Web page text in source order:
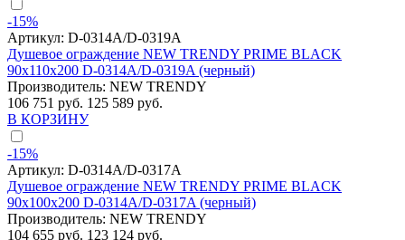
-15%
Артикул: D-0314A/D-0319A
Душевое ограждение NEW TRENDY PRIME BLACK
90x110x200 D-0314A/D-0319A (черный)
Производитель: NEW TRENDY
106 751 руб. 125 589 руб.
В КОРЗИНУ
-15%
Артикул: D-0314A/D-0317A
Душевое ограждение NEW TRENDY PRIME BLACK
90x100x200 D-0314A/D-0317A (черный)
Производитель: NEW TRENDY
104 655 руб. 123 124 руб.